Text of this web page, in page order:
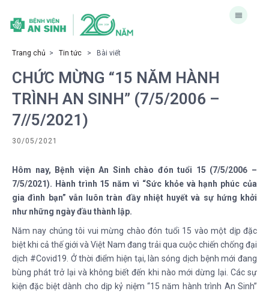
Trang chủ > Tin tức > Bài viết
CHỨC MỪNG “15 NĂM HÀNH
TRÌNH AN SINH” (7/5/2006 –
7//5/2021)
30/05/2021
Hôm nay, Bệnh viện An Sinh chào đón tuổi 15 (7/5/2006 –
7/5/2021). Hành trình 15 năm vì “Sức khỏe và hạnh phúc của
gia đình bạn” vẫn luôn tràn đầy nhiệt huyết và sự hứng khởi
như những ngày đầu thành lập.
Năm nay chúng tôi vui mừng chào đón tuổi 15 vào một dịp đặc
biệt khi cả thế giới và Việt Nam đang trải qua cuộc chiến chống đại
dịch #Covid19. Ở thời điểm hiện tại, làn sóng dịch bệnh mới đang
bùng phát trở lại và không biết đến khi nào mới dừng lại. Các sự
kiện đặc biệt dành cho dịp kỷ niệm “15 năm hành trình An Sinh”